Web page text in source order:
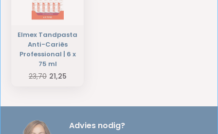
Elmex Tandpasta
Anti-Cariës
Professional | 6 x
75 ml
23,70 21,25
Advies nodig?